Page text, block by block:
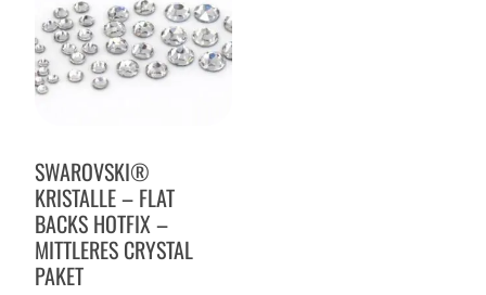
SWAROVSKI®
KRISTALLE – FLAT
BACKS HOTFIX –
MITTLERES CRYSTAL
PAKET